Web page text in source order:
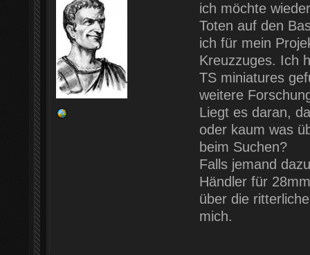
ich möchte
Toten auf den
ich für mein
Kreuzzuges. Ich
TS miniatures
weitere
Liegt es daran,
oder kaum was
beim Suchen?
Falls jemand
Händler für
über die
mich.